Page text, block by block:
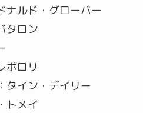
ナルド・グローバー
タロン
ボロリ
タイン・デイリー
トメイ